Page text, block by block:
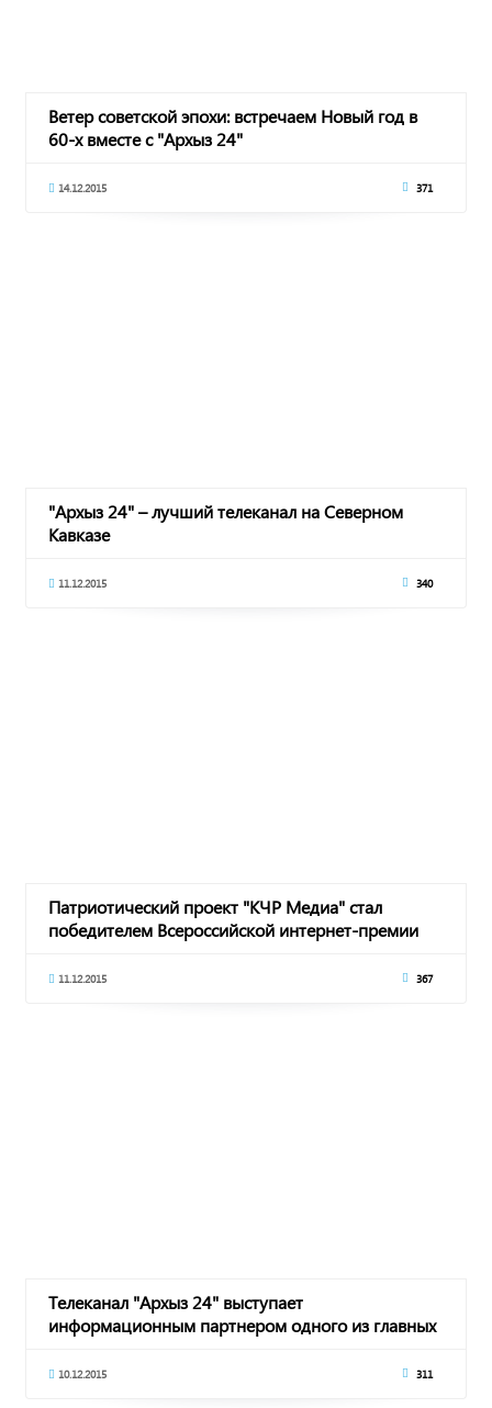
Ветер советской эпохи: встречаем Новый год в
60-х вместе с "Архыз 24"
14.12.2015 371
"Архыз 24" – лучший телеканал на Северном
Кавказе
11.12.2015 340
Патриотический проект "КЧР Медиа" стал
победителем Всероссийской интернет-премии
11.12.2015 367
Телеканал "Архыз 24" выступает
информационным партнером одного из главных
10.12.2015 311